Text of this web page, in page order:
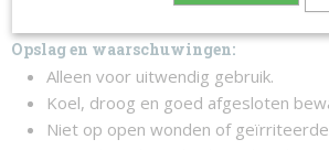
Opslag en waarschuwingen:
Alleen voor uitwendig gebruik.
Koel, droog en goed afgesloten
Niet op open wonden of